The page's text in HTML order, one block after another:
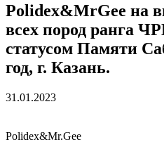
Polidex&MrGee на
всех пород ранга
статусом Памяти
год, г. Казань.
31.01.2023
Polidex&Mr.Gee